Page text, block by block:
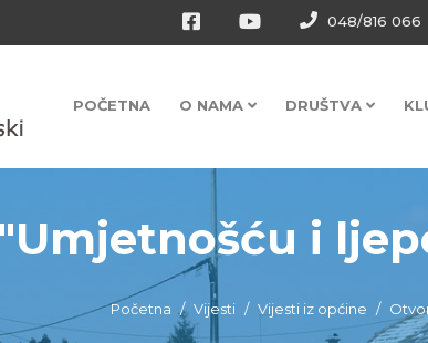
048/816 066
POČETNA O NAMA DRUŠTVA
i
Početna Vijesti Vijesti iz općine